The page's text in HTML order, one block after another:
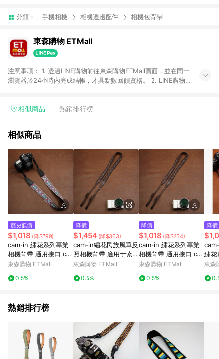
分類： 手機相機 相機週邊配件 相機包背帶
東森購物 ETMall
注意事項： 1. 透過LINE購物前往東森購物ETMall頁面，並在同一
瀏覽器於24小時內完成結帳，才具點數回饋資格。 2. LINE購物
單，皆不在點數回饋範圍內。 3. 如購買以下類別商品，將無法獲
球嚴選、商城、專案商品、「草莓網」全館商品。 4. 如取消訂
回饋。 5. 點數回饋會扣除所有折扣優惠後之最終發票金額計算，
實際回饋請依LINE購物通知為主。 6. 訂單如有使用東森購物
ETMall站內之折扣優惠(包含但不限於東森幣、樂透金、東森現金
券等)，不具點數回饋資格。詳細請依東森購物ETMall之結帳頁面
顯示為準。 7. LINE購物設有「單一商品最高回饋點數」機制(特
殊活動時開放「回饋無上限」)，以同一訂單中同一商品不論件數
計算，並依訂單成立時間當下LINE購物所設定的回饋機制為準。
如顯示之商品規格、顏色、價位、贈品與東森購物ETMall銷售網
頁不符，以銷售網頁標示為準。 9. 若有贈點爭議，請務必於訂單
日期+180天以內至LINE購物客服洽詢；若超過180天(含)以上進
行申訴，恕無法贈點回饋。 10. 部分點數紅包僅限指定商品使
用，或不適用於無回饋商品。各點數紅包之適用商品與使用條件
請依點數紅包頁面規則為準。
相似商品 熱銷排行榜
相似商品
歷史低價
$1,018 (降$799)
cam-in 繡花系列專業
相機背帶 通用接口 ca
m7593
東森購物 ETMall
0.5%
降價
$1,454 (降$363)
cam-in繡花民族風單反
照相機背帶 適用于索尼
微單相機肩帶cam7572
東森購物 ETMall
0.5%
降價
$1,018 (降$254)
cam-in 繡花系列專業
相機背帶 通用接口 ca
m7572
東森購物 ETMall
0.5%
降價
繡花
可調
東森
熱銷排行榜